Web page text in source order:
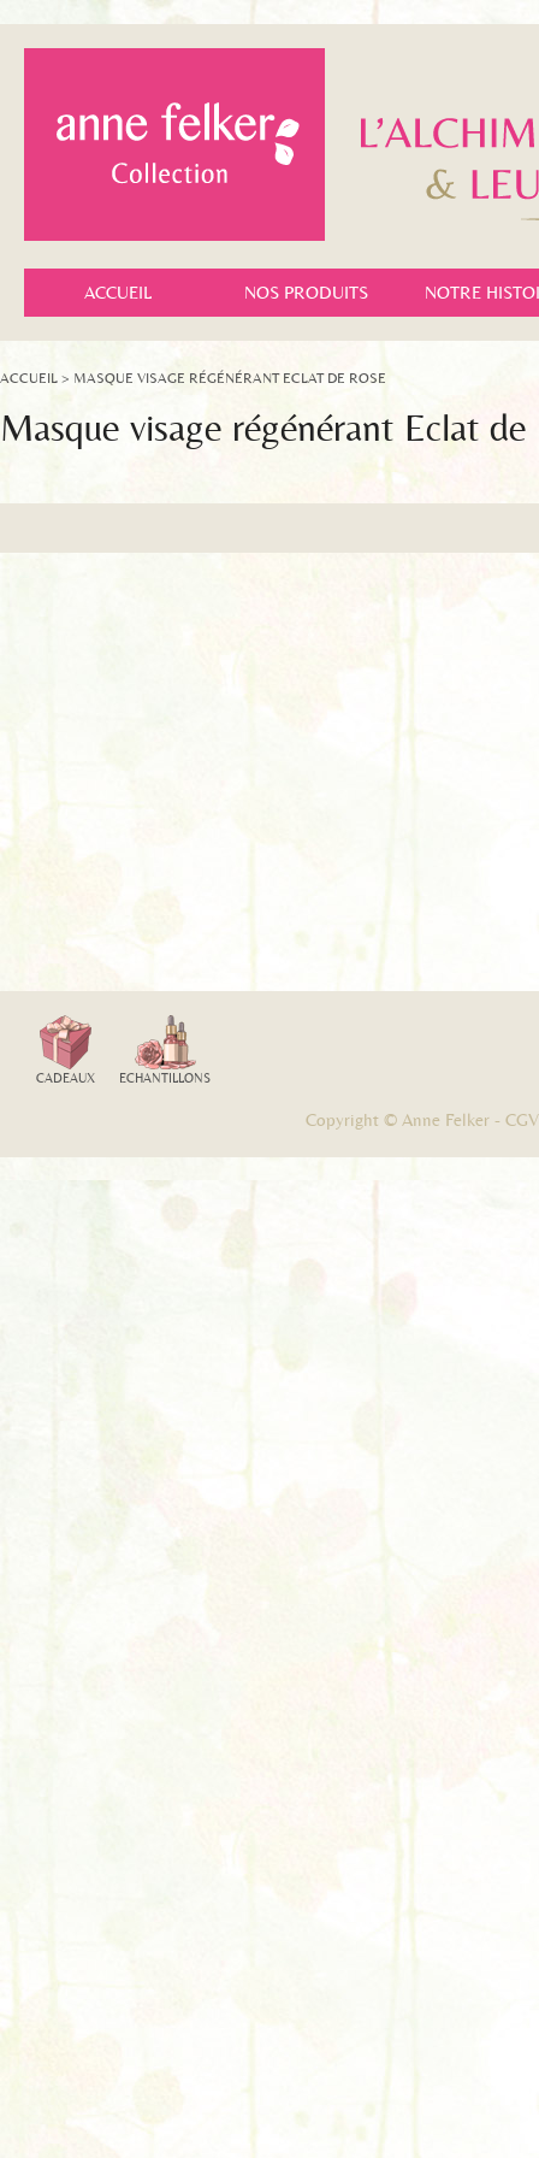
ACCUEIL NOS PRODUITS NOTRE
ACCUEIL > MASQUE VISAGE RÉGÉNÉRANT ECLAT DE ROSE
Masque visage régénérant Eclat de
CADEAUX ECHANTILLONS
Copyright © Anne Felker - CGV